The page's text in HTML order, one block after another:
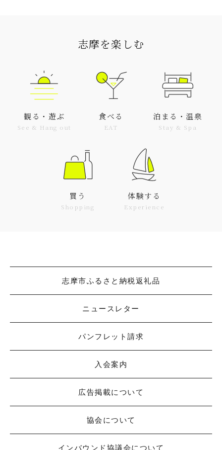
志摩を楽しむ
観る・遊ぶ
See & Hang out
食べる
EAT
泊まる・温泉
Stay & Spa
買う
Shopping
体験する
Experience
志摩市ふるさと納税返礼品
ニュースレター
パンフレット請求
入会案内
広告掲載について
協会について
インバウンド協議会について